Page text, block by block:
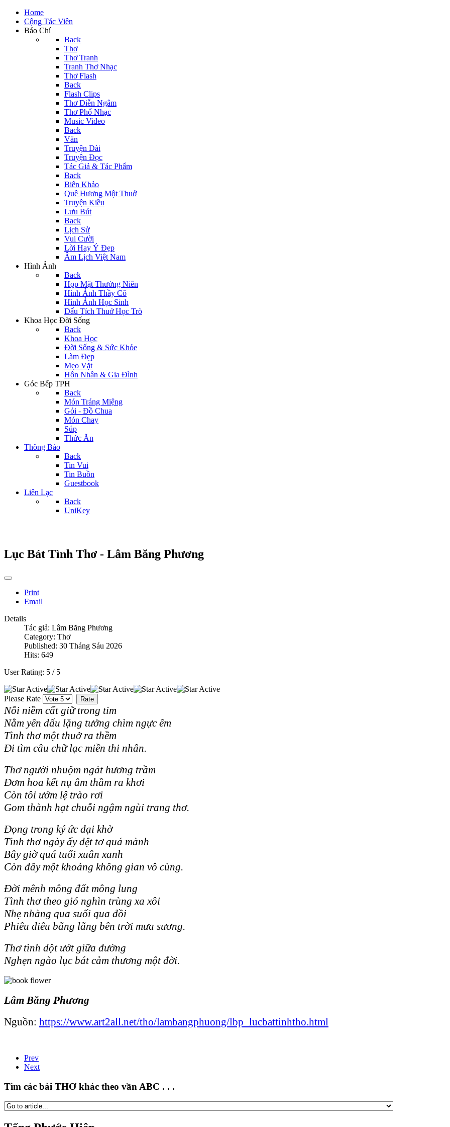
Home
Cộng Tác Viên
Báo Chí
Back
Thơ
Thơ Tranh
Tranh Thơ Nhạc
Thơ Flash
Back
Flash Clips
Thơ Diễn Ngâm
Thơ Phổ Nhạc
Music Video
Back
Văn
Truyện Dài
Truyện Đọc
Tác Giả & Tác Phẩm
Back
Biên Khảo
Quê Hương Một Thuở
Truyện Kiều
Lưu Bút
Back
Lịch Sử
Vui Cười
Lời Hay Ý Đẹp
Âm Lịch Việt Nam
Hình Ảnh
Back
Họp Mặt Thường Niên
Hình Ảnh Thầy Cô
Hình Ảnh Học Sinh
Dấu Tích Thuở Học Trò
Khoa Học Đời Sống
Back
Khoa Học
Đời Sống & Sức Khỏe
Làm Đẹp
Mẹo Vặt
Hôn Nhân & Gia Đình
Góc Bếp TPH
Back
Món Tráng Miệng
Gỏi - Đồ Chua
Món Chay
Súp
Thức Ăn
Thông Báo
Back
Tin Vui
Tin Buồn
Guestbook
Liên Lạc
Back
UniKey
Lục Bát Tình Thơ - Lâm Băng Phương
Print
Email
Details
Tác giả: Lâm Băng Phương
Category: Thơ
Published: 30 Tháng Sáu 2026
Hits: 649
User Rating: 5 / 5
Please Rate
Nỗi niềm cất giữ trong tim
Nằm yên dấu lặng tưởng chìm ngực êm
Tình thơ một thuở ra thềm
Đi tìm câu chữ lạc miền thi nhân.
Thơ người nhuộm ngát hương trầm
Đơm hoa kết nụ âm thầm ra khơi
Còn tôi ướm lệ trào rơi
Gom thành hạt chuỗi ngậm ngùi trang thơ.
Đọng trong ký ức dại khờ
Tình thơ ngày ấy dệt tơ quá mành
Bây giờ quá tuổi xuân xanh
Còn đây một khoảng không gian vô cùng.
Đời mênh mông đất mông lung
Tình thơ theo gió nghìn trùng xa xôi
Nhẹ nhàng qua suối qua đồi
Phiêu diêu bãng lãng bên trời mưa sương.
Thơ tình dột ướt giữa đường
Nghẹn ngào lục bát cảm thương một đời.
Lâm Băng Phương
Nguồn: https://www.art2all.net/tho/lambangphuong/lbp_lucbattinhtho.html
Prev
Next
Tìm các bài THƠ khác theo vần ABC . . .